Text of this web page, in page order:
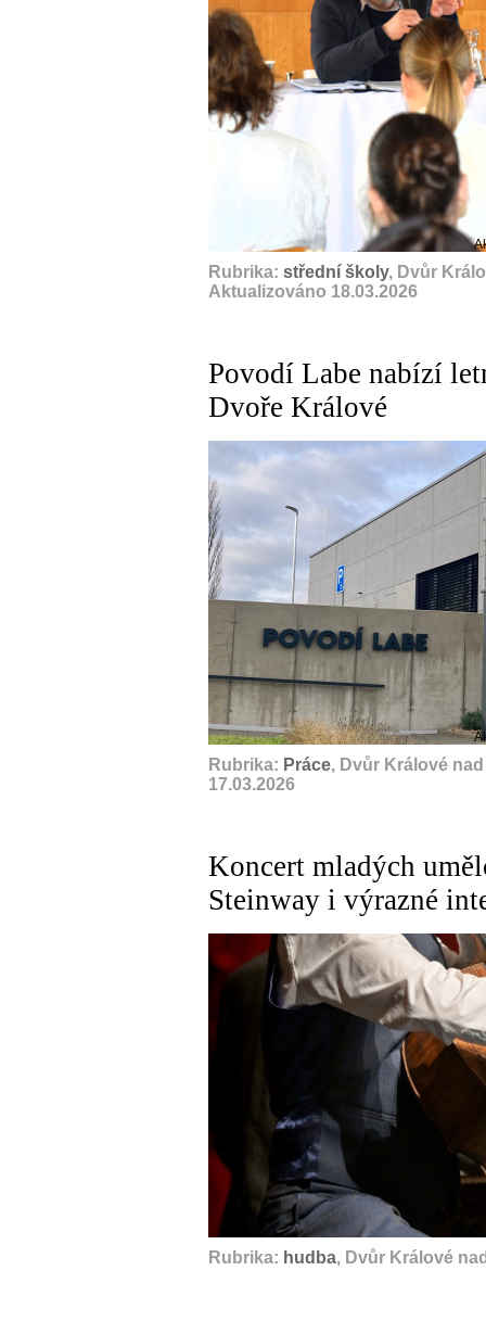
Rubrika: střední školy, Dvůr
Aktualizováno 18.03.2026
Povodí Labe nabízí
Dvoře Králové
Rubrika: Práce, Dvůr Králové
17.03.2026
Koncert mladých
Steinway i výrazné
Rubrika: hudba, Dvůr Králové